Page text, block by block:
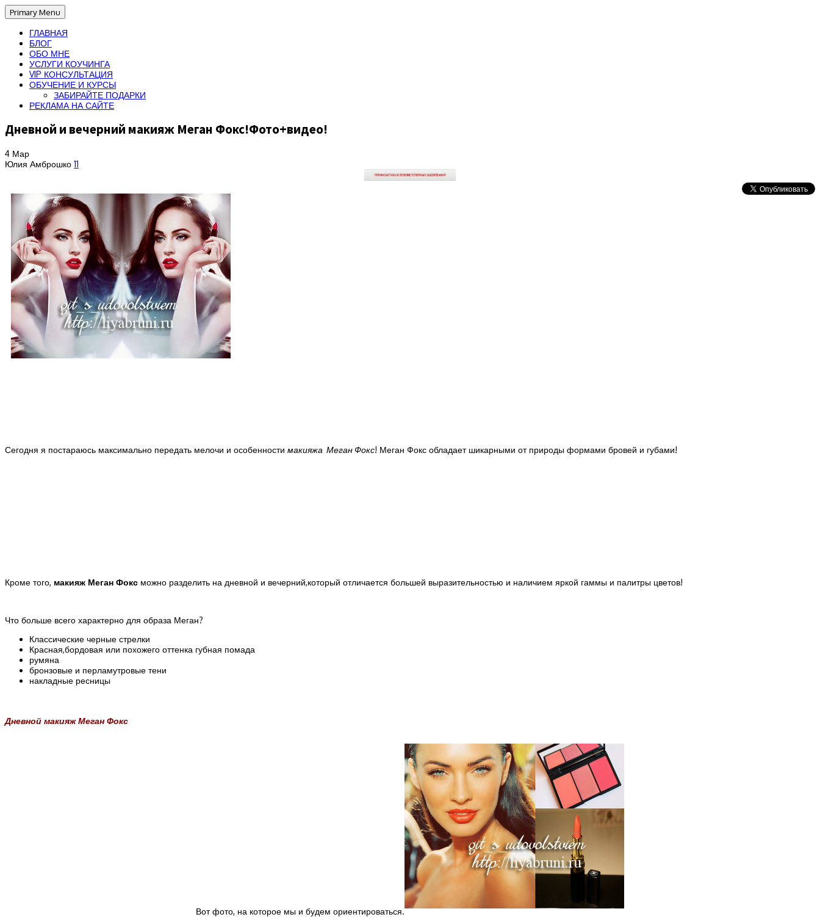
Primary Menu
ГЛАВНАЯ
БЛОГ
ОБО МНЕ
УСЛУГИ КОУЧИНГА
VIP КОНСУЛЬТАЦИЯ
ОБУЧЕНИЕ И КУРСЫ
ЗАБИРАЙТЕ ПОДАРКИ
РЕКЛАМА НА САЙТЕ
Дневной и вечерний макияж Меган Фокс!Фото+видео!
4 Мар
Юлия Амброшко 11
Сегодня я постараюсь максимально передать мелочи и особенности макияжа Меган Фокс! Меган Фокс обладает шикарными от природы формами бровей и губами!
Кроме того, макияж Меган Фокс можно разделить на дневной и вечерний,который отличается большей выразительностью и наличием яркой гаммы и палитры цветов!
Что больше всего характерно для образа Меган?
Классические черные стрелки
Красная,бордовая или похожего оттенка губная помада
румяна
бронзовые и перламутровые тени
накладные ресницы
Дневной макияж Меган Фокс
Вот фото, на которое мы и будем ориентироваться.